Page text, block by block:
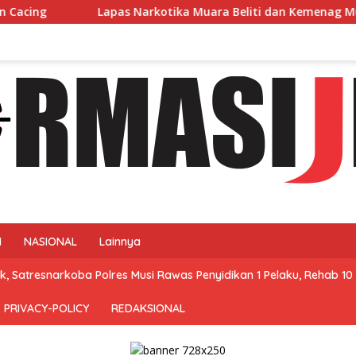
Muara Beliti dan Kemenag Musi Rawas Perkuat
NASIONAL Lainnya
Satresnarkoba Polres Musi Rawas Penyidikan 1 Pelaku, Rehab
PRIVACY-POLICY REDAKSIONAL